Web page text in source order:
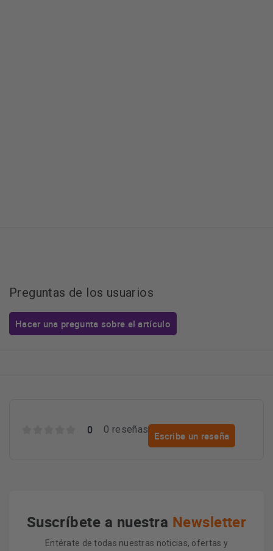
Preguntas de los usuarios
Hacer una pregunta sobre el artículo
0 0 reseñas
Escribe un reseña
Suscríbete a nuestra Newsletter
Entérate de todas nuestras noticias, ofertas y